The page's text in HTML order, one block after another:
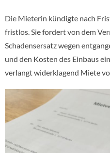
Die Mieterin kündigte nach
fristlos. Sie fordert von dem
Schadensersatz wegen
und den Kosten des Einbaus
verlangt widerklagend Miete